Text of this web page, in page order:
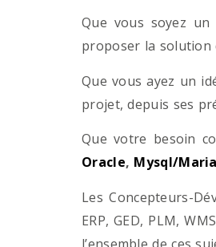
Que vous soyez
proposer la solution
Que vous ayez un
projet, depuis ses
Que votre besoin
Oracle, Mysql/
Les Concepteurs-
ERP, GED, PLM,
l’ensemble de ces